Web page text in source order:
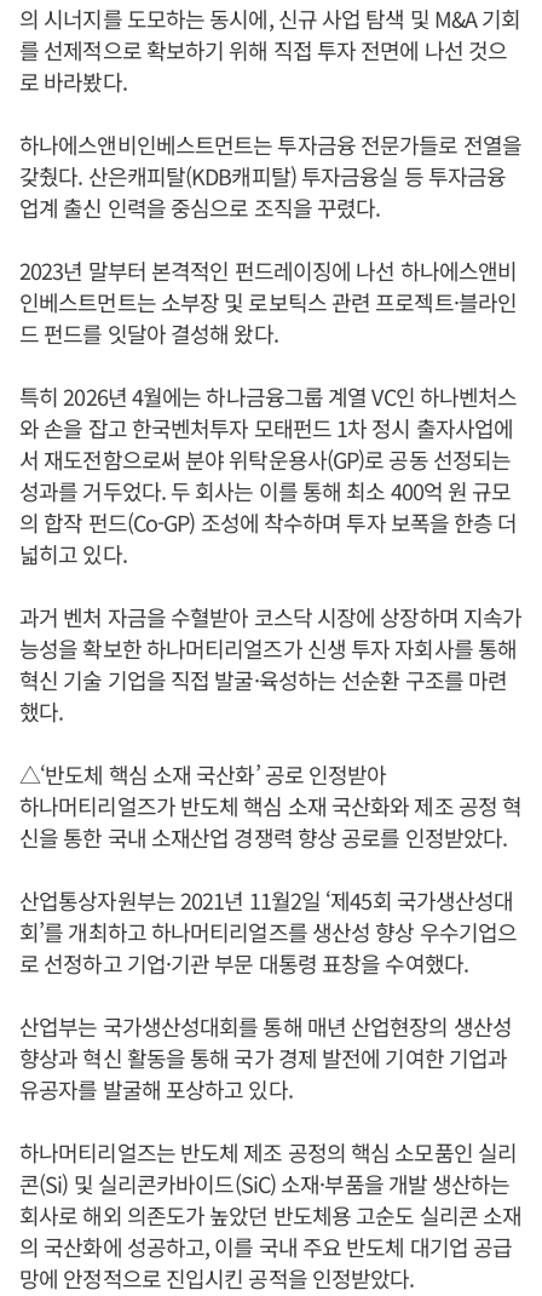
의 시너지를 도모하는 동시에, 신규 사업 탐색 및 M&A 기회
를 선제적으로 확보하기 위해 직접 투자 전면에 나선 것으
로 바라봤다.
하나에스앤비인베스트먼트는 투자금융 전문가들로 전열을
갖췄다. 산은캐피탈(KDB캐피탈) 투자금융실 등 투자금융
업계 출신 인력을 중심으로 조직을 꾸렸다.
2023년 말부터 본격적인 펀드레이징에 나선 하나에스앤비
인베스트먼트는 소부장 및 로보틱스 관련 프로젝트·블라인
드 펀드를 잇달아 결성해 왔다.
특히 2026년 4월에는 하나금융그룹 계열 VC인 하나벤처스
와 손을 잡고 한국벤처투자 모태펀드 1차 정시 출자사업에
서 재도전함으로써 분야 위탁운용사(GP)로 공동 선정되는
성과를 거두었다. 두 회사는 이를 통해 최소 400억 원 규모
의 합작 펀드(Co-GP) 조성에 착수하며 투자 보폭을 한층 더
넓히고 있다.
과거 벤처 자금을 수혈받아 코스닥 시장에 상장하며 지속가
능성을 확보한 하나머티리얼즈가 신생 투자 자회사를 통해
혁신 기술 기업을 직접 발굴·육성하는 선순환 구조를 마련
했다.
△‘반도체 핵심 소재 국산화’ 공로 인정받아
하나머티리얼즈가 반도체 핵심 소재 국산화와 제조 공정 혁
신을 통한 국내 소재산업 경쟁력 향상 공로를 인정받았다.
산업통상자원부는 2021년 11월2일 ‘제45회 국가생산성대
회’를 개최하고 하나머티리얼즈를 생산성 향상 우수기업으
로 선정하고 기업·기관 부문 대통령 표창을 수여했다.
산업부는 국가생산성대회를 통해 매년 산업현장의 생산성
향상과 혁신 활동을 통해 국가 경제 발전에 기여한 기업과
유공자를 발굴해 포상하고 있다.
하나머티리얼즈는 반도체 제조 공정의 핵심 소모품인 실리
콘(Si) 및 실리콘카바이드(SiC) 소재·부품을 개발 생산하는
회사로 해외 의존도가 높았던 반도체용 고순도 실리콘 소재
의 국산화에 성공하고, 이를 국내 주요 반도체 대기업 공급
망에 안정적으로 진입시킨 공적을 인정받았다.